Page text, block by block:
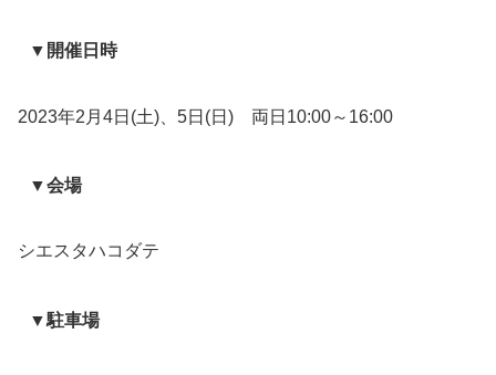
▼開催日時
2023年2月4日(土)、5日(日) 両日10:00～16:00
▼会場
シエスタハコダテ
▼駐車場